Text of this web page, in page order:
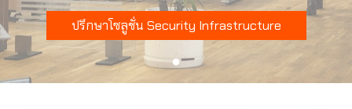
ปรึกษาโซลูชั่น Security Infrastructure